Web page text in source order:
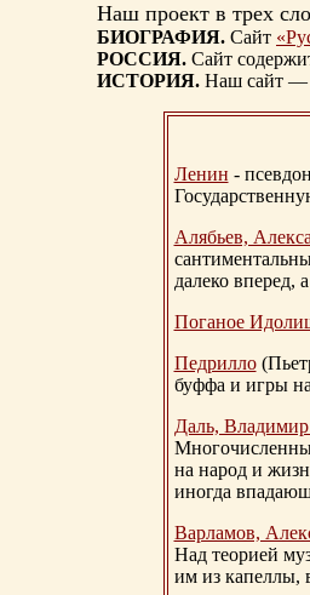
Наш проект в трех
БИОГРАФИЯ. Сайт
РОССИЯ. Сайт
ИСТОРИЯ. Наш сайт —
Ленин -
Алябьев,
далеко вперед,
Поганое
Педрилло
буффа и игры
Даль,
на народ и
иногда
Варламов,
Над теорией
им из капеллы,